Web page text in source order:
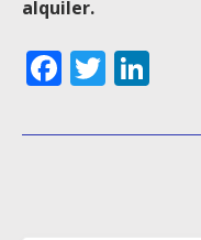
alquiler.
Facebook
Twitter